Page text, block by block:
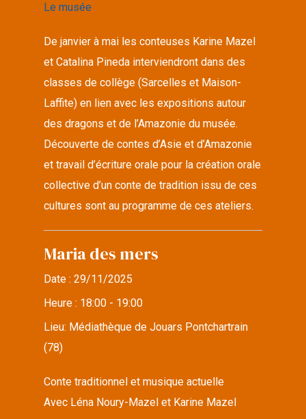
Le musée
De janvier à mai les conteuses Karine Mazel
et Catalina Pineda interviendront dans des
classes de collège (Sarcelles et Maison-
Laffite) en lien avec les expositions autour
des dragons et de l’Amazonie du musée.
Découverte de contes d’Asie et d’Amazonie
et travail d’écriture orale pour la création orale
collective d’un conte de tradition issu de ces
cultures sont au programme de ces ateliers.
Maria des mers
Date :29/11/2025
Heure : 18:00 - 19:00
Lieu: Médiathèque de Jouars Pontchartrain
(78)
Conte traditionnel et musique actuelle
Avec Léna Noury-Mazel et Karine Mazel